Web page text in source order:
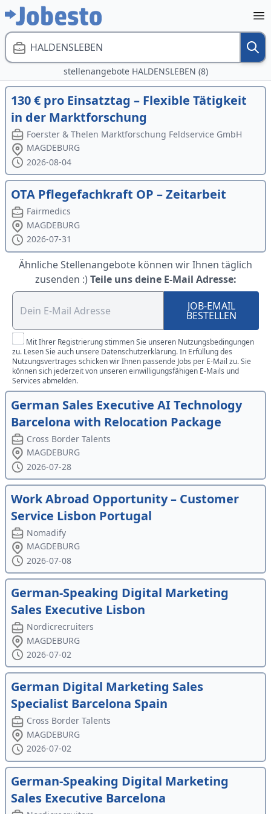
HALDENSLEBEN
stellenangebote HALDENSLEBEN (8)
130 € pro Einsatztag – Flexible Tätigkeit
in der Marktforschung
Foerster & Thelen Marktforschung Feldservice GmbH
MAGDEBURG
2026-08-04
OTA Pflegefachkraft OP – Zeitarbeit
Fairmedics
MAGDEBURG
2026-07-31
Ähnliche Stellenangebote können wir Ihnen täglich
zusenden :) Teile uns deine E-Mail Adresse:
JOB-EMAIL
BESTELLEN
Mit Ihrer Registrierung stimmen Sie unseren Nutzungsbedingungen
zu. Lesen Sie auch unsere Datenschutzerklärung. In Erfüllung des
Nutzungsvertrages schicken wir Ihnen passende Jobs per E-Mail zu. Sie
können sich jederzeit von unseren einwilligungsfähigen E-Mails und
Services abmelden.
German Sales Executive AI Technology
Barcelona with Relocation Package
Cross Border Talents
MAGDEBURG
2026-07-28
Work Abroad Opportunity – Customer
Service Lisbon Portugal
Nomadify
MAGDEBURG
2026-07-08
German-Speaking Digital Marketing
Sales Executive Lisbon
Nordicrecruiters
MAGDEBURG
2026-07-02
German Digital Marketing Sales
Specialist Barcelona Spain
Cross Border Talents
MAGDEBURG
2026-07-02
German-Speaking Digital Marketing
Sales Executive Barcelona